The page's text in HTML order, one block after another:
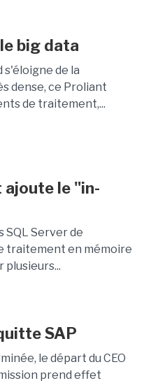
big data
de la
dense, ce Proliant
de traitement,...
ajoute le "in-
SQL Server de
traitement en mémoire
SAP
le départ du CEO
prend effet